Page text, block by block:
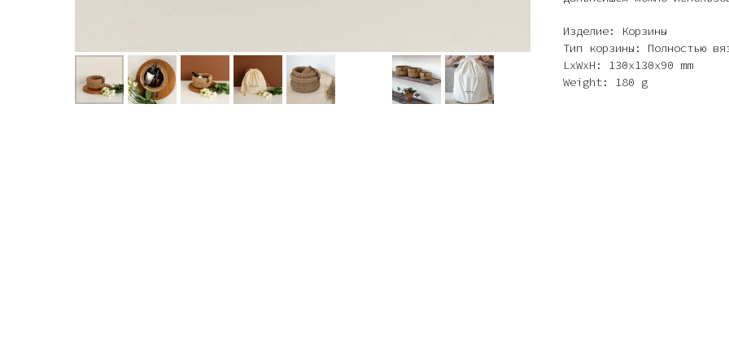
Изделие: Корзины
Тип корзины: Полностью
LxWxH: 130x130x90 mm
Weight: 180 g